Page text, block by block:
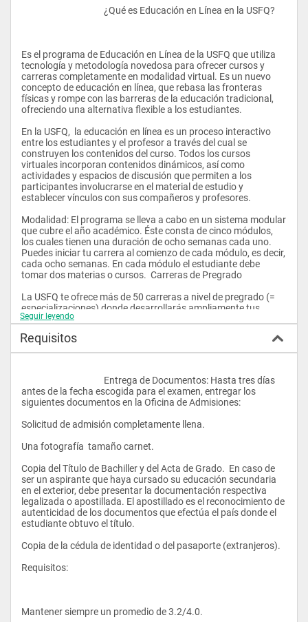
					¿Qué es Educación en Línea en la USFQ?
Es el programa de Educación en Línea de la USFQ que utiliza
tecnología y metodología novedosa para ofrecer cursos y
carreras completamente en modalidad virtual. Es un nuevo
concepto de educación en línea, que rebasa las fronteras
físicas y rompe con las barreras de la educación tradicional,
ofreciendo una alternativa flexible a los estudiantes.
En la USFQ,  la educación en línea es un proceso interactivo
entre los estudiantes y el profesor a través del cual se
construyen los contenidos del curso. Todos los cursos
virtuales incorporan contenidos dinámicos, así como
actividades y espacios de discusión que permiten a los
participantes involucrarse en el material de estudio y
establecer vínculos con sus compañeros y profesores.
Modalidad: El programa se lleva a cabo en un sistema modular
que cubre el año académico. Éste consta de cinco módulos,
los cuales tienen una duración de ocho semanas cada uno.
Puedes iniciar tu carrera al comienzo de cada módulo, es decir,
cada ocho semanas. En cada módulo el estudiante debe
tomar dos materias o cursos.  Carreras de Pregrado
La USFQ te ofrece más de 50 carreras a nivel de pregrado (=
especializaciones) donde desarrollarás ampliamente tus
conocimientos académicos y fomentaremos el desarrollo de
crítico, resolución creativa de problemas e investigación
independiente. Formamos individuos globales, por lo que junto
cultura general y artes a través de cursos de Colegio General,
cursos optativos o de subespecialización.
Colegio Académico y Especialización: Al ingresar a la USFQ,
debes indicar el Colegio Académico al que deseas pertenecer.
Al principio del segundo año debes declarar tu carrera (=
especialización) con tu tutor durante la semana de registro.
Puedes cambiar tu colegio o especialización en la oficina del
Registrador. Recuerda que un cambio de especialización
puede representar un mayor número de cursos y, en ciertas
carreras, un costo adicional.
Doble Especialización: Puedes optar por una combinación de
hasta dos carreras. Para esto debes obtener la autorización
de los decanos respectivos, notificar al Registrador y anunciar
Seguir leyendo
Requisitos
antes de la fecha escogida para el examen, entregar los
siguientes documentos en la Oficina de Admisiones:
Solicitud de admisión completamente llena.
Una fotografía  tamaño carnet.
Copia del Título de Bachiller y del Acta de Grado.  En caso de
ser un aspirante que haya cursado su educación secundaria
en el exterior, debe presentar la documentación respectiva
legalizada o apostillada. El apostillado es el reconocimiento de
autenticidad de los documentos que efectúa el país donde el
estudiante obtuvo el título.
Copia de la cédula de identidad o del pasaporte (extranjeros).
Requisitos:
Mantener siempre un promedio de 3.2/4.0.